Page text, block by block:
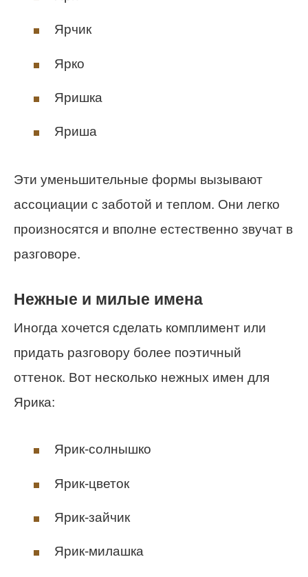
Ярчик
Ярко
Яришка
Яриша
Эти уменьшительные формы вызывают
ассоциации с заботой и теплом. Они легко
произносятся и вполне естественно звучат в
разговоре.
Нежные и милые имена
Иногда хочется сделать комплимент или
придать разговору более поэтичный
оттенок. Вот несколько нежных имен для
Ярика:
Ярик-солнышко
Ярик-цветок
Ярик-зайчик
Ярик-милашка